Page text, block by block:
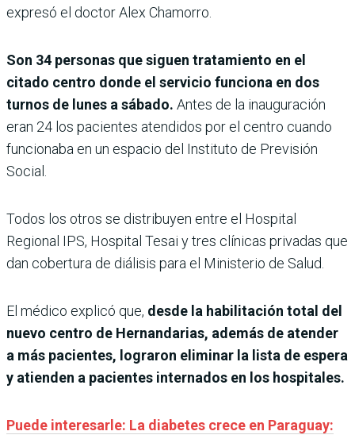
expresó el doctor Alex Chamorro.
Son 34 personas que siguen tratamiento en el
citado centro donde el servicio funciona en dos
turnos de lunes a sábado. Antes de la inauguración
eran 24 los pacientes atendidos por el centro cuando
funcionaba en un espacio del Instituto de Previsión
Social.
Todos los otros se distribuyen entre el Hospital
Regional IPS, Hospital Tesai y tres clínicas privadas que
dan cobertura de diálisis para el Ministerio de Salud.
El médico explicó que, desde la habilitación total del
nuevo centro de Hernandarias, además de atender
a más pacientes, lograron eliminar la lista de espera
y atienden a pacientes internados en los hospitales.
Puede interesarle: La diabetes crece en Paraguay: